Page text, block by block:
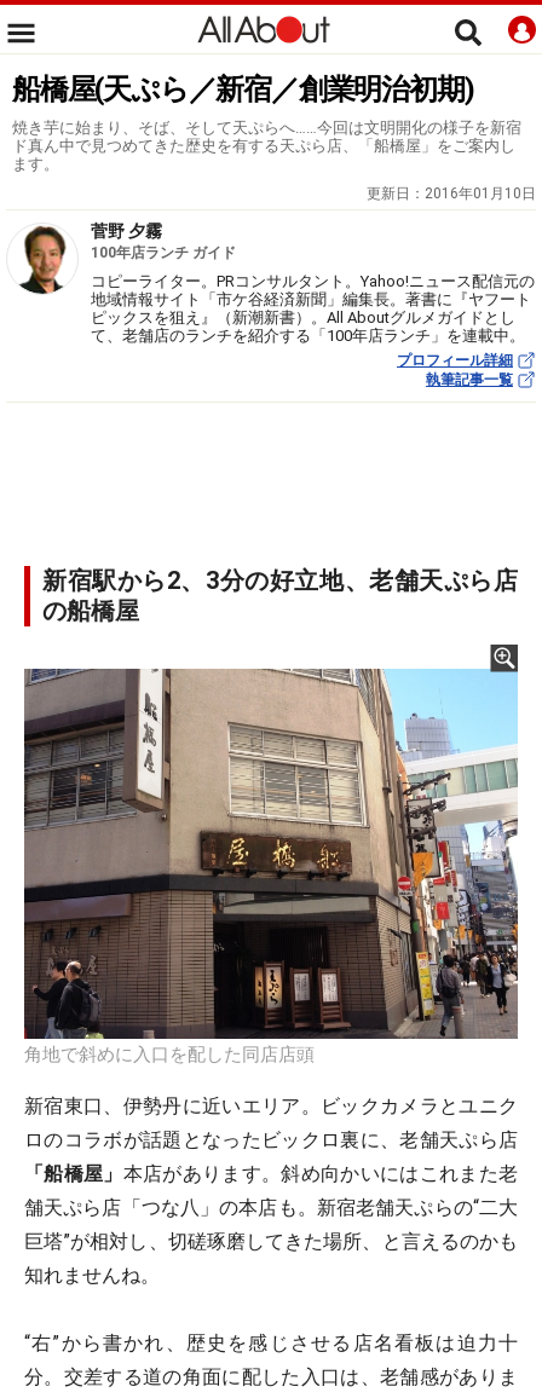
船橋屋(天ぷら／新宿／創業明治初期)
焼き芋に始まり、そば、そして天ぷらへ……今回は文明開化の様子を新宿
ド真ん中で見つめてきた歴史を有する天ぷら店、「船橋屋」をご案内し
ます。
更新日： 2016年01月10日
菅野 夕霧
100年店ランチ ガイド
コピーライター。PRコンサルタント。Yahoo!ニュース配信元の
地域情報サイト「市ケ谷経済新聞」編集長。著書に『ヤフート
ピックスを狙え』（新潮新書）。All Aboutグルメガイドとし
て、老舗店のランチを紹介する「100年店ランチ」を連載中。
プロフィール詳細
執筆記事一覧
新宿駅から2、3分の好立地、老舗天ぷら店
の船橋屋
角地で斜めに入口を配した同店店頭
新宿東口、伊勢丹に近いエリア。ビックカメラとユニク
ロのコラボが話題となったビックロ裏に、老舗天ぷら店
「船橋屋」 本店があります。斜め向かいにはこれまた老
舗天ぷら店「つな八」の本店も。新宿老舗天ぷらの“二大
巨塔”が相対し、切磋琢磨してきた場所、と言えるのかも
知れませんね。
“右”から書かれ、歴史を感じさせる店名看板は迫力十
分。交差する道の角面に配した入口は、老舗感がありま